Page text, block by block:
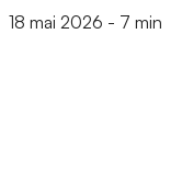
18 mai 2026 - 7 min